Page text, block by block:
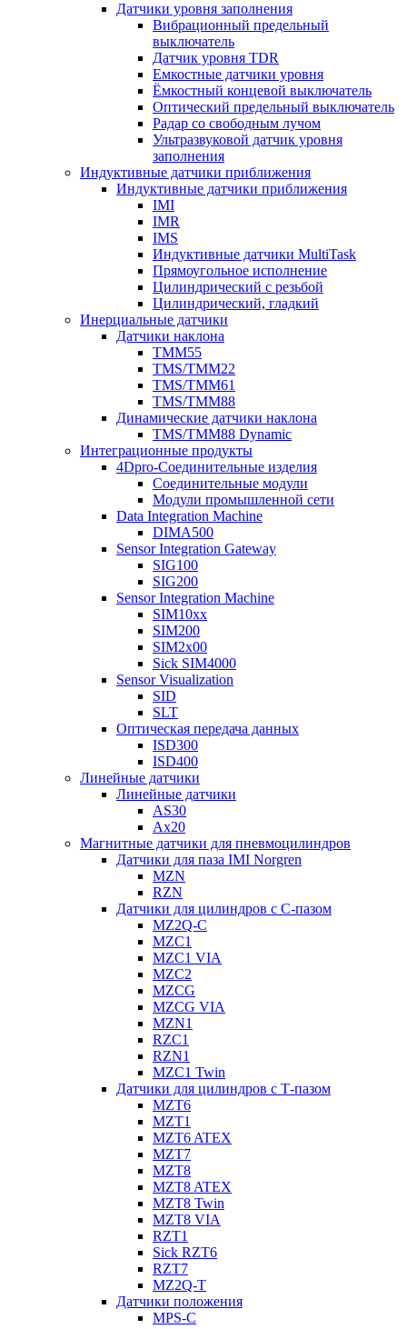
Датчики уровня заполнения
Вибрационный предельный
выключатель
Датчик уровня TDR
Емкостные датчики уровня
Ёмкостный концевой выключатель
Оптический предельный выключатель
Радар со свободным лучом
Ультразвуковой датчик уровня
заполнения
Индуктивные датчики приближения
Индуктивные датчики приближения
IMI
IMR
IMS
Индуктивные датчики MultiTask
Прямоугольное исполнение
Цилиндрический с резьбой
Цилиндрический, гладкий
Инерциальные датчики
Датчики наклона
TMM55
TMS/TMM22
TMS/TMM61
TMS/TMM88
Динамические датчики наклона
TMS/TMM88 Dynamic
Интеграционные продукты
4Dpro-Соединительные изделия
Соединительные модули
Модули промышленной сети
Data Integration Machine
DIMA500
Sensor Integration Gateway
SIG100
SIG200
Sensor Integration Machine
SIM10xx
SIM200
SIM2x00
Sick SIM4000
Sensor Visualization
SID
SLT
Оптическая передача данных
ISD300
ISD400
Линейные датчики
Линейные датчики
AS30
Ax20
Магнитные датчики для пневмоцилиндров
Датчики для паза IMI Norgren
MZN
RZN
Датчики для цилиндров с С-пазом
MZ2Q-C
MZC1
MZC1 VIA
MZC2
MZCG
MZCG VIA
MZN1
RZC1
RZN1
MZC1 Twin
Датчики для цилиндров с Т-пазом
MZT6
MZT1
MZT6 ATEX
MZT7
MZT8
MZT8 ATEX
MZT8 Twin
MZT8 VIA
RZT1
Sick RZT6
RZT7
MZ2Q-T
Датчики положения
MPS-C